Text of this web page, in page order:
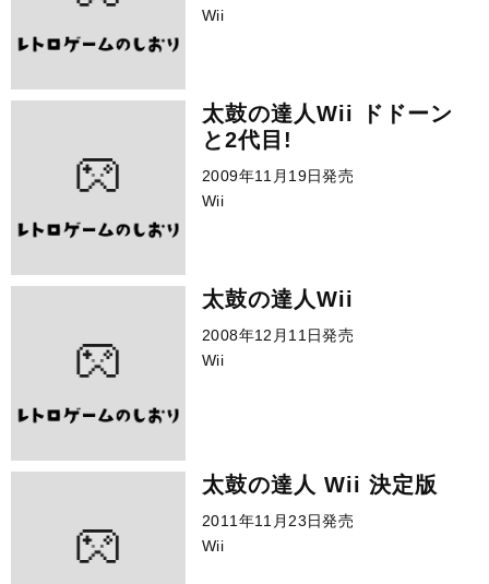
Wii
太鼓の達人Wii ドドーン
と2代目!
2009年11月19日発売
Wii
太鼓の達人Wii
2008年12月11日発売
Wii
太鼓の達人 Wii 決定版
2011年11月23日発売
Wii